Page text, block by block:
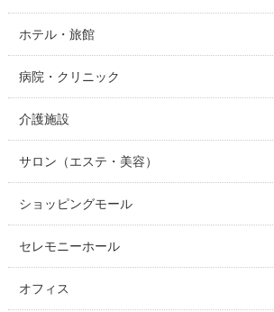
ホテル・旅館
病院・クリニック
介護施設
サロン（エステ・美容）
ショッピングモール
セレモニーホール
オフィス